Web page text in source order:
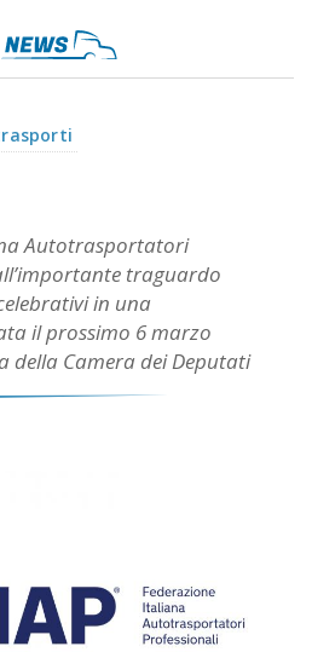
Autotrasportatori
traguardo
in una
il prossimo 6 marzo
della Camera dei Deputati